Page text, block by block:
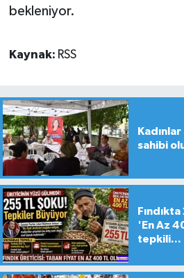
bekleniyor.
Kaynak: RSS
sahibi
'En Az
tepkili...